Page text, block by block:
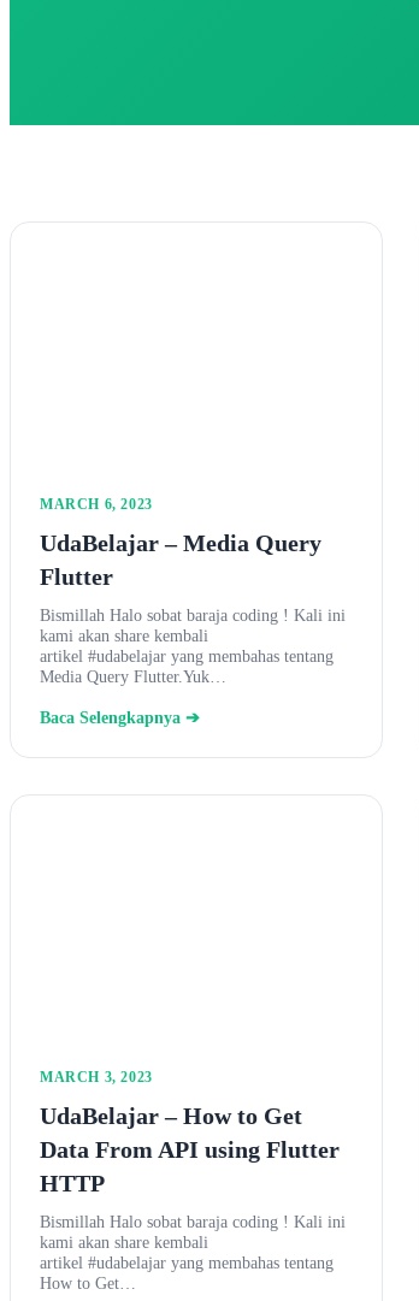
MARCH 6, 2023
UdaBelajar – Media Query
Flutter
Bismillah Halo sobat baraja coding ! Kali ini
kami akan share kembali
artikel #udabelajar yang membahas tentang
Media Query Flutter.Yuk…
Baca Selengkapnya ➔
MARCH 3, 2023
UdaBelajar – How to Get
Data From API using Flutter
HTTP
Bismillah Halo sobat baraja coding ! Kali ini
kami akan share kembali
artikel #udabelajar yang membahas tentang
How to Get…